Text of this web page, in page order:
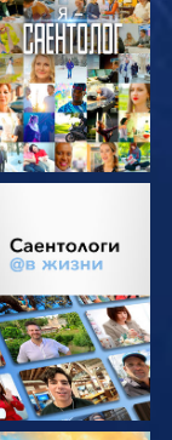
СМОТРЕТЬ
СМОТРЕТЬ